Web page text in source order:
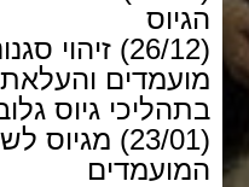
הגיוס
(26/12)
מועמדים
בתהליכי גיוס
(23/01)
מגיוס
המועמדים